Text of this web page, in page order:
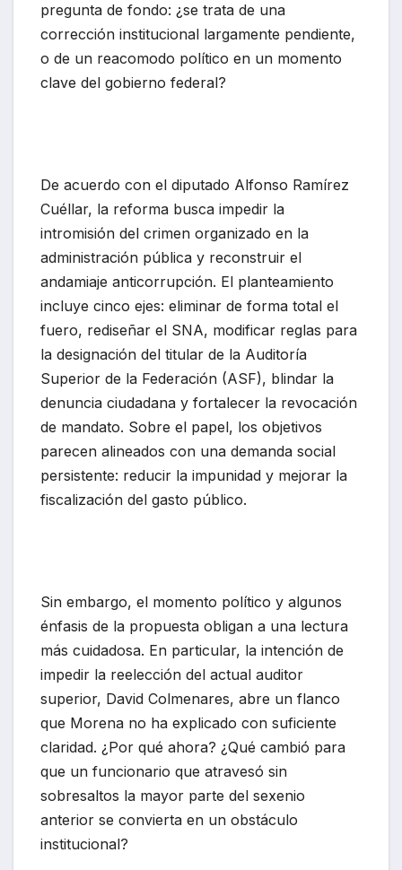
pregunta de fondo: ¿se trata de una
corrección institucional largamente pendiente,
o de un reacomodo político en un momento
clave del gobierno federal?
De acuerdo con el diputado Alfonso Ramírez
Cuéllar, la reforma busca impedir la
intromisión del crimen organizado en la
administración pública y reconstruir el
andamiaje anticorrupción. El planteamiento
incluye cinco ejes: eliminar de forma total el
fuero, rediseñar el SNA, modificar reglas para
la designación del titular de la Auditoría
Superior de la Federación (ASF), blindar la
denuncia ciudadana y fortalecer la revocación
de mandato. Sobre el papel, los objetivos
parecen alineados con una demanda social
persistente: reducir la impunidad y mejorar la
fiscalización del gasto público.
Sin embargo, el momento político y algunos
énfasis de la propuesta obligan a una lectura
más cuidadosa. En particular, la intención de
impedir la reelección del actual auditor
superior, David Colmenares, abre un flanco
que Morena no ha explicado con suficiente
claridad. ¿Por qué ahora? ¿Qué cambió para
que un funcionario que atravesó sin
sobresaltos la mayor parte del sexenio
anterior se convierta en un obstáculo
institucional?